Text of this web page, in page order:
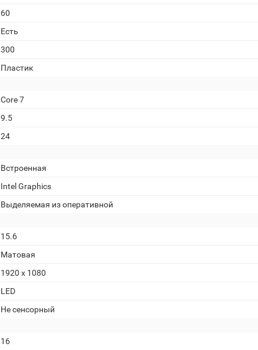
60
Есть
300
Пластик
Core 7
9.5
24
Встроенная
Intel Graphics
Выделяемая из оперативной
15.6
Матовая
1920 x 1080
LED
Не сенсорный
16